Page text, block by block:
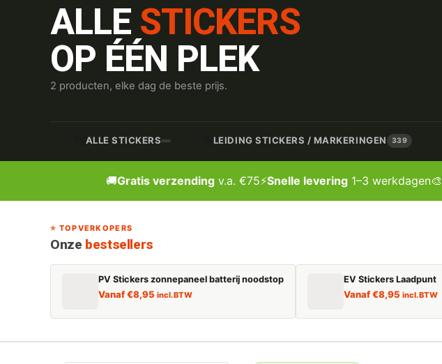
ALLE STICKERS
OP ÉÉN PLEK
2 producten, elke dag de beste prijs.
ALLE STICKERS LEIDING STICKERS / MARKERINGEN 339
🚚Gratis verzendingv.a. €75⚡Snelle levering1–3 werkdagen🎨
⭐ TOPVERKOPERS
Onze bestsellers
PV Stickers zonnepaneel batterij noodstop
Vanaf€8,95 incl. BTW
EV Stickers Laadpunt
Vanaf€8,95 incl. BTW